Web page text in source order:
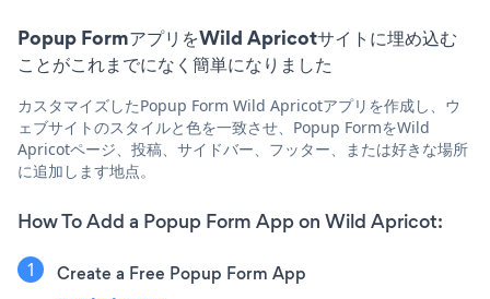
Popup FormアプリをWild Apricotサイトに埋め込む
ことがこれまでになく簡単になりました
カスタマイズしたPopup Form Wild Apricotアプリを作成し、ウ
ェブサイトのスタイルと色を一致させ、Popup FormをWild
Apricotページ、投稿、サイドバー、フッター、または好きな場所
に追加します地点。
How To Add a Popup Form App on Wild Apricot:
Create a Free Popup Form App